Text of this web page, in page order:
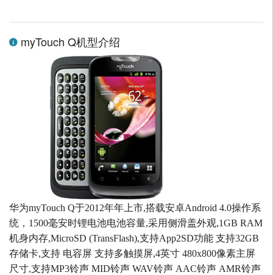
myTouch Q机型介绍
华为myTouch Q于2012年年上市,搭载安卓Android 4.0操作系
统，1500毫安时锂电池电池容量,采用侧滑盖外观,1GB RAM
机身内存,MicroSD (TransFlash),支持App2SD功能 支持32GB
存储卡,支持 电容屏 支持多触摸屏,4英寸 480x800像素主屏
尺寸,支持MP3铃声 MID铃声 WAV铃声 AAC铃声 AMR铃声